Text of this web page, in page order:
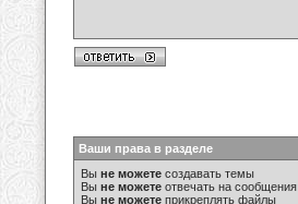
Ваши права в разделе
Вы не можете создавать темы
Вы не можете отвечать на сообщения
Вы не можете прикреплять файлы